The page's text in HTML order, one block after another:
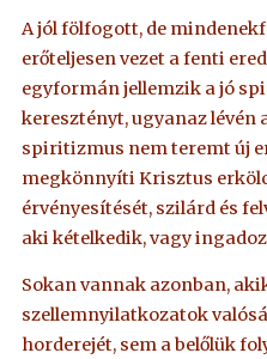
A jól fölfogott, de
erőteljesen vezet a fenti
egyformán jellemzik a jó
keresztényt, ugyanaz lévén
spiritizmus nem teremt új
megkönnyíti Krisztus
érvényesítését, szilárd és
aki kételkedik, vagy
Sokan vannak azonban,
szellemnyilatkozatok
horderejét, sem a belőlük